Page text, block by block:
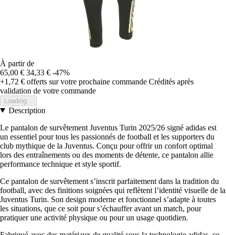
À partir de
65,00 € 34,33 € -47%
+1,72 € offerts sur votre prochaine commande Crédités après
validation de votre commande
Loading...
Description
Le pantalon de survêtement Juventus Turin 2025/26 signé adidas est
un essentiel pour tous les passionnés de football et les supporters du
club mythique de la Juventus. Conçu pour offrir un confort optimal
lors des entraînements ou des moments de détente, ce pantalon allie
performance technique et style sportif.
Ce pantalon de survêtement s’inscrit parfaitement dans la tradition du
football, avec des finitions soignées qui reflètent l’identité visuelle de la
Juventus Turin. Son design moderne et fonctionnel s’adapte à toutes
les situations, que ce soit pour s’échauffer avant un match, pour
pratiquer une activité physique ou pour un usage quotidien.